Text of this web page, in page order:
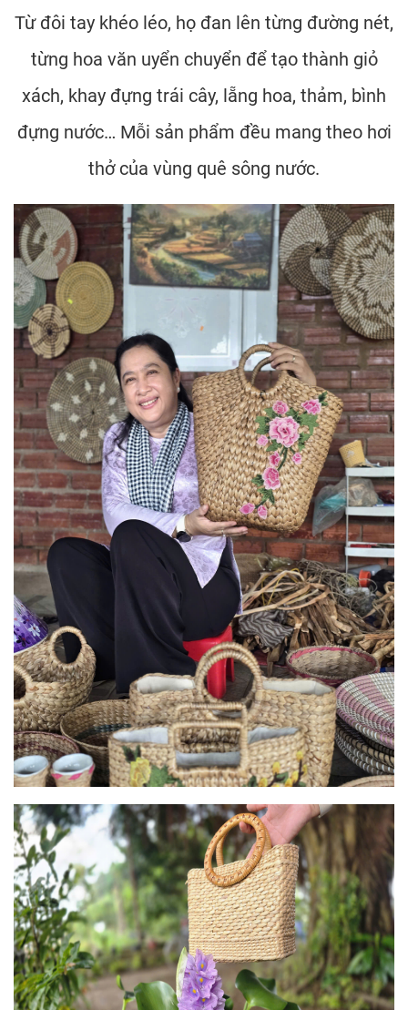
Từ đôi tay khéo léo, họ đan lên từng đường nét,
từng hoa văn uyển chuyển để tạo thành giỏ
xách, khay đựng trái cây, lẵng hoa, thảm, bình
đựng nước… Mỗi sản phẩm đều mang theo hơi
thở của vùng quê sông nước.